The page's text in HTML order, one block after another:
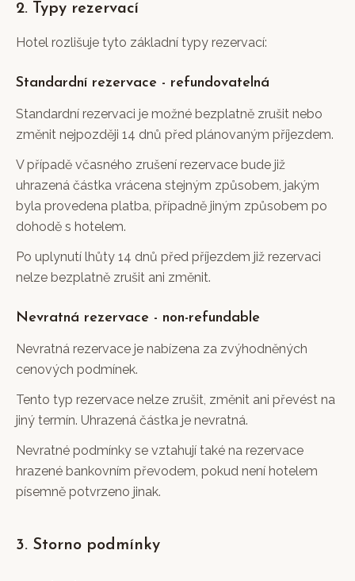
2. Typy rezervací
Hotel rozlišuje tyto základní typy rezervací:
Standardní rezervace - refundovatelná
Standardní rezervaci je možné bezplatně zrušit nebo
změnit nejpozději 14 dnů před plánovaným příjezdem.
V případě včasného zrušení rezervace bude již
uhrazená částka vrácena stejným způsobem, jakým
byla provedena platba, případně jiným způsobem po
dohodě s hotelem.
Po uplynutí lhůty 14 dnů před příjezdem již rezervaci
nelze bezplatně zrušit ani změnit.
Nevratná rezervace - non-refundable
Nevratná rezervace je nabízena za zvýhodněných
cenových podmínek.
Tento typ rezervace nelze zrušit, změnit ani převést na
jiný termín. Uhrazená částka je nevratná.
Nevratné podmínky se vztahují také na rezervace
hrazené bankovním převodem, pokud není hotelem
písemně potvrzeno jinak.
3. Storno podmínky